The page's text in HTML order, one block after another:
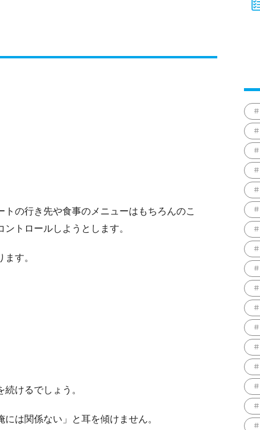
トの行き先や食事のメニューはもちろんのこ
トロールしようとします。
す。
けるでしょう。
は関係ない」と耳を傾けません。